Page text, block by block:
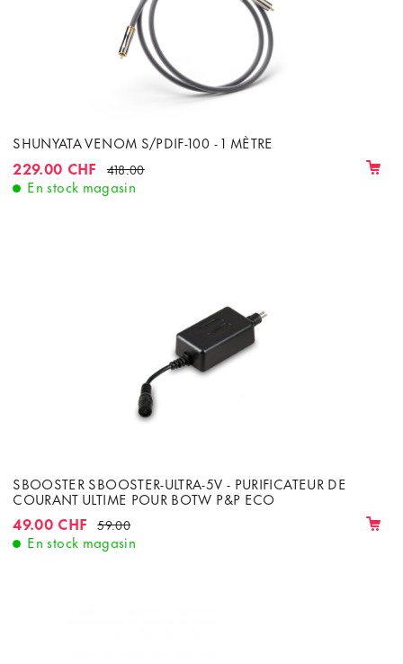
SHUNYATA VENOM S/PDIF-100 - 1 MÈTRE
229.00 CHF 418.00
En stock magasin
SBOOSTER SBOOSTER-ULTRA-5V - PURIFICATEUR DE
COURANT ULTIME POUR BOTW P&P ECO
49.00 CHF 59.00
En stock magasin